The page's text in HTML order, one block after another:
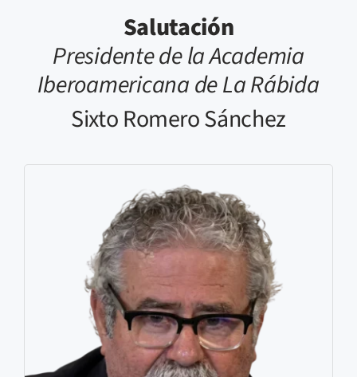
Salutación
Presidente de la Academia
Iberoamericana de La Rábida
Sixto Romero Sánchez